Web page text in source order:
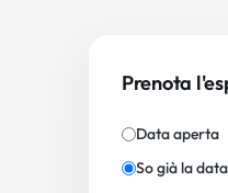
Prenota
Data aperta
So già la data